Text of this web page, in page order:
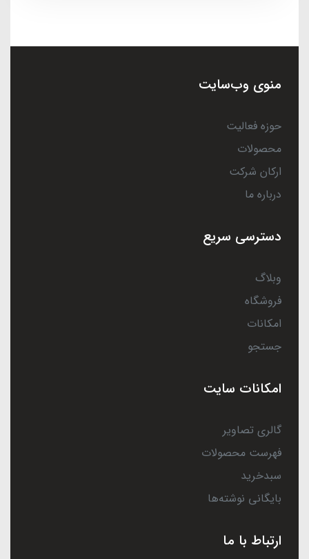
منوی وب‌سایت
حوزه فعالیت
محصولات
ارکان شرکت
درباره ما
دسترسی سریع
وبلاگ
فروشگاه
امکانات
جستجو
امکانات سایت
گالری تصاویر
فهرست محصولات
سبدخرید
بایگانی نوشته‌ها
ارتباط با ما